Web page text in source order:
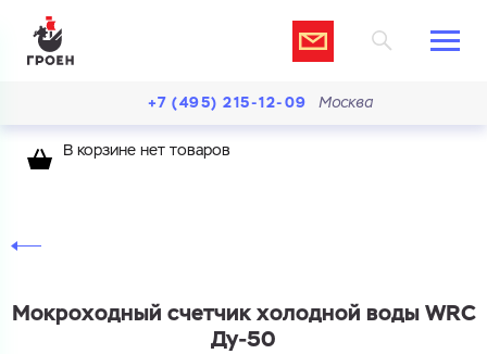
+7 (495) 215-12-09 Москва
В корзине нет товаров
Мокроходный счетчик холодной воды WRC
Ду-50